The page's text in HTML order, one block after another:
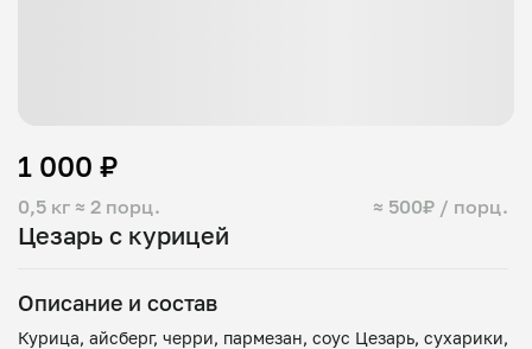
Цезарь с курицей
0,5 кг ≈ 2 порц. ≈ 500₽ / порц.
1 000 ₽
Описание и состав
Курица, айсберг, черри, пармезан, соус Цезарь, сухарики,